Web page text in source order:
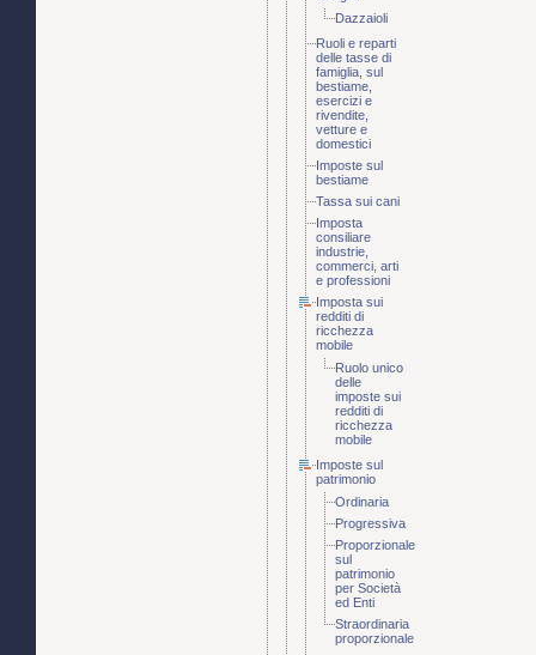
Dazzaioli
Ruoli e reparti
delle tasse di
famiglia, sul
bestiame,
esercizi e
rivendite,
vetture e
domestici
Imposte sul
bestiame
Tassa sui cani
Imposta
consiliare
industrie,
commerci, arti
e professioni
Imposta sui
redditi di
ricchezza
mobile
Ruolo unico
delle
imposte sui
redditi di
ricchezza
mobile
Imposte sul
patrimonio
Ordinaria
Progressiva
Proporzionale
sul
patrimonio
per Società
ed Enti
Straordinaria
proporzionale